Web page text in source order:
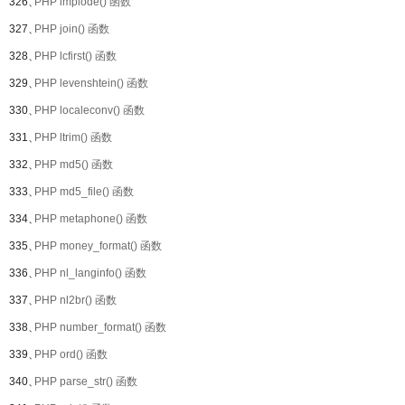
327、PHP join() 函数
328、PHP lcfirst() 函数
329、PHP levenshtein() 函数
330、PHP localeconv() 函数
331、PHP ltrim() 函数
332、PHP md5() 函数
333、PHP md5_file() 函数
334、PHP metaphone() 函数
335、PHP money_format() 函数
336、PHP nl_langinfo() 函数
337、PHP nl2br() 函数
338、PHP number_format() 函数
339、PHP ord() 函数
340、PHP parse_str() 函数